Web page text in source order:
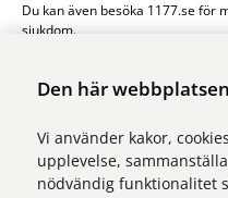
Den här
Vi använder kakor,
upplevelse,
nödvändig funktionalitet
Du kan även besöka 1177.se för
sjukdom.